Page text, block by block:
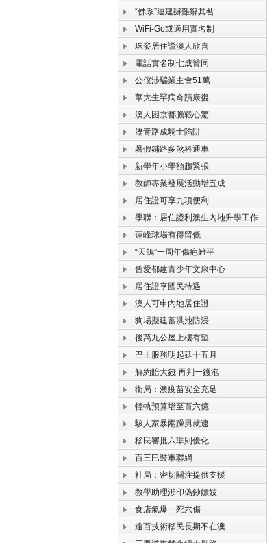
“佛系”運建辦難辭其咎
WiFi-Go或適用實名制
珠發居住證澳人欣喜
電話實名制七成贊同
公僕涉騙業主會51萬
華大生罕病奇蹟康復
澳人困京都膽戰心驚
瀝青路成騎士陷阱
暑假鋪路多煞科通車
新學年小學額趨緊張
教師專業發展活動增五成
居住證可享九項便利
學聯：居住證利澳生內地升學工作
蓮峰球場有得留低
“天鴿”一周年傷疤難平
舊愛都建青少年文康中心
居住證享國民待遇
澳人可申內地居住證
狗場擬建蓄洪池防浸
後萬九公屋上樓有望
巴士服務明起延十五月
解約賠大錢 再判一鑊泡
衛局：澳疫苗安全充足
輕軌預算增至百六億
駭人家暴兩躁男就逮
移民審批六準則優化
百三巴裝車聯網
社局：密切關注提供支援
教學助理涉印偽鈔嫖妓
食店氣爆一死六傷
逾百技術移民長期不在澳